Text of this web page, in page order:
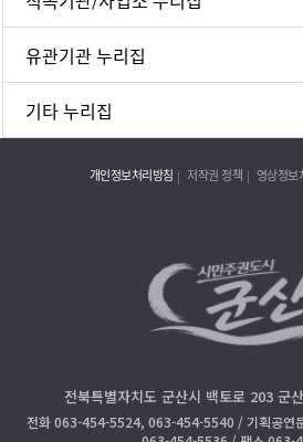
유관기관 누리집
기타 누리집
개인정보처리방침 저작권 정책 영상정보
전북특별자치도 군산시 백토로 203 군
전화 063-454-5524, 063-454-5540 / 기획공연